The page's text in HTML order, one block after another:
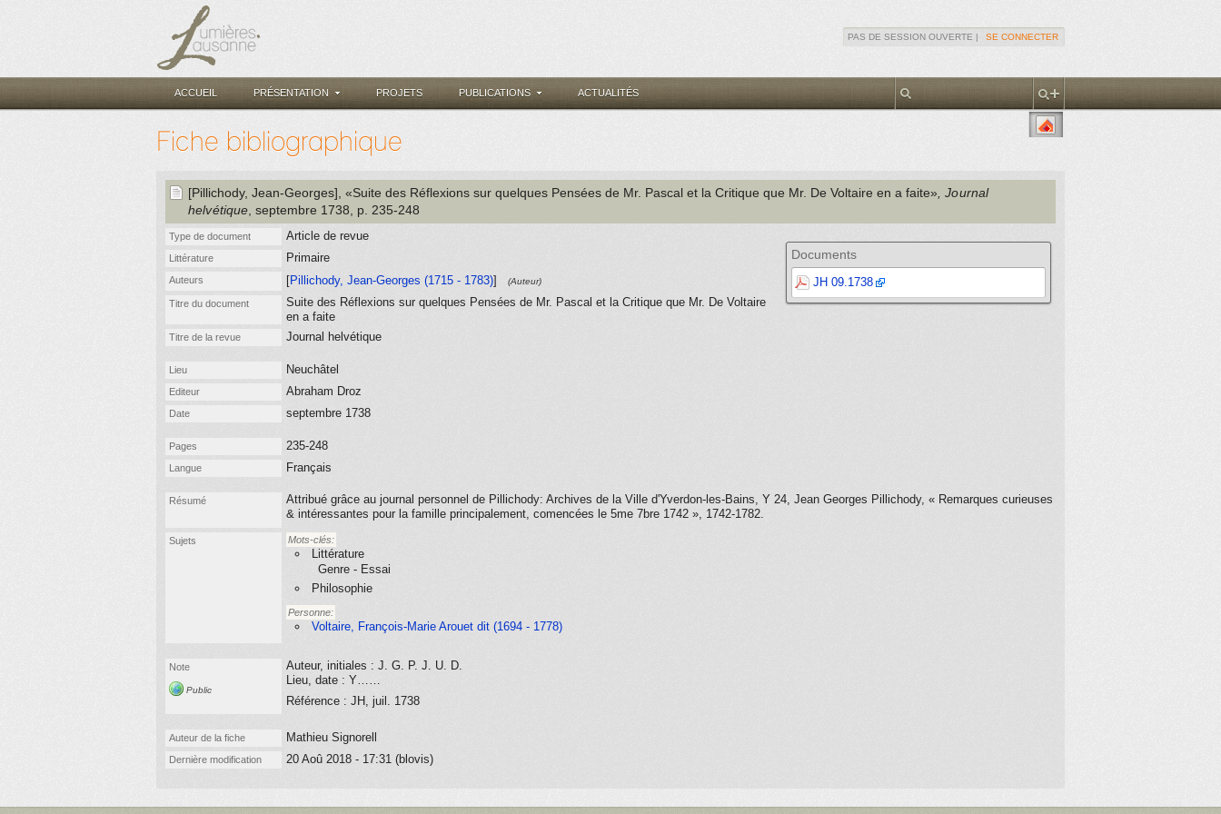
PAS DE SESSION OUVERTE | SE CONNECTER
ACCUEIL PRÉSENTATION PROJETS PUBLICATIONS ACTUALITÉS
Fiche bibliographique
[Pillichody, Jean-Georges] , «Suite des Réflexions sur quelques Pensées de Mr. Pascal et la Critique que Mr. De Voltaire en a faite» , Journal
helvétique , septembre 1738 , p. 235-248
Documents
JH 09.1738
Type de document Article de revue
Littérature Primaire
Auteurs [Pillichody, Jean-Georges (1715 - 1783)] (Auteur)
Titre du document
Suite des Réflexions sur quelques Pensées de Mr. Pascal et la Critique que Mr. De Voltaire
en a faite
Titre de la revue Journal helvétique
Lieu Neuchâtel
Editeur Abraham Droz
Date septembre 1738
Pages 235-248
Langue Français
Résumé
Attribué grâce au journal personnel de Pillichody: Archives de la Ville d'Yverdon-les-Bains, Y 24, Jean Georges Pillichody, « Remarques curieuses
& intéressantes pour la famille principalement, comencées le 5me 7bre 1742 », 1742-1782.
Sujets Mots-clés:
Littérature
Genre - Essai
Philosophie
Personne:
Voltaire, François-Marie Arouet dit (1694 - 1778)
Note
Public
Auteur, initiales : J. G. P. J. U. D.
Lieu, date : Y……
Référence : JH, juil. 1738
Auteur de la fiche Mathieu Signorell
Dernière modification 20 Aoû 2018 - 17:31 (blovis)